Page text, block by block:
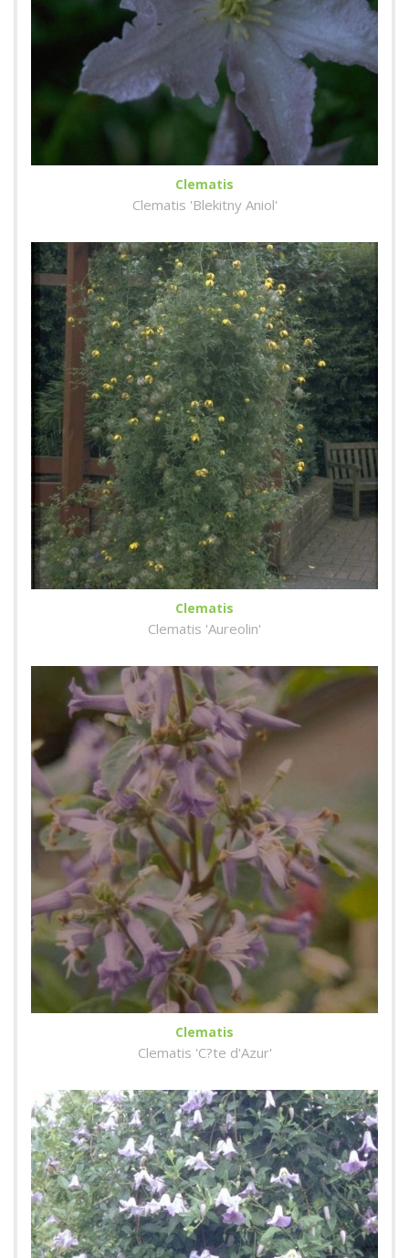
Clematis
Clematis 'Blekitny Aniol'
Clematis
Clematis 'Aureolin'
Clematis
Clematis 'C?te d'Azur'